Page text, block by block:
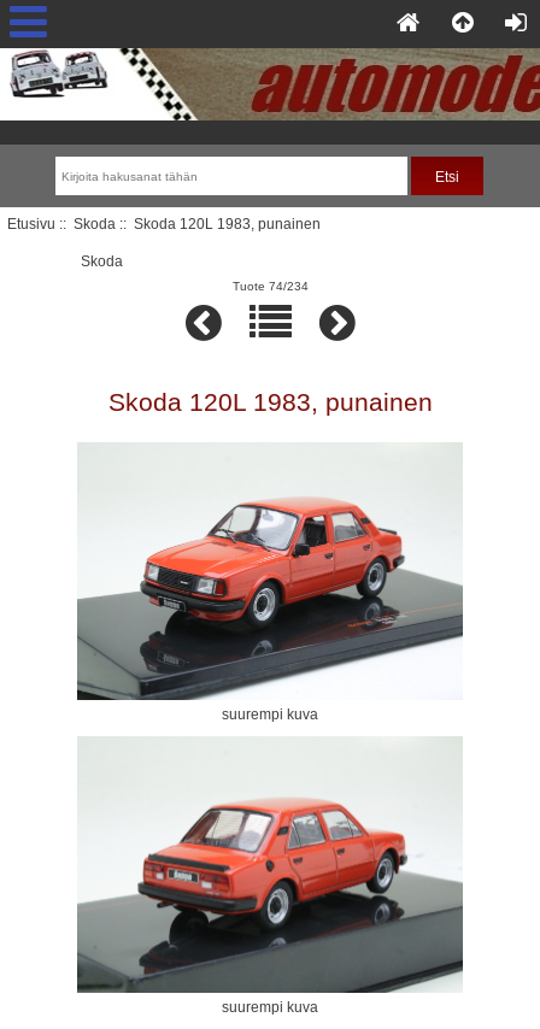
Etusivu :: Skoda :: Skoda 120L 1983, punainen
Skoda
Tuote 74/234
Skoda 120L 1983, punainen
suurempi kuva
suurempi kuva